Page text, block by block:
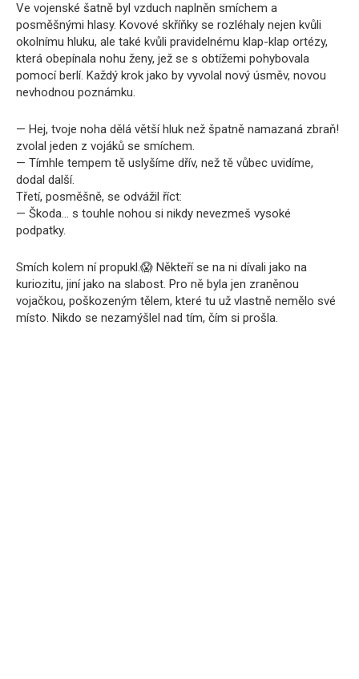
Ve vojenské šatně byl vzduch naplněn smíchem a
posměšnými hlasy. Kovové skříňky se rozléhaly nejen kvůli
okolnímu hluku, ale také kvůli pravidelnému klap-klap ortézy,
která obepínala nohu ženy, jež se s obtížemi pohybovala
pomocí berlí. Každý krok jako by vyvolal nový úsměv, novou
nevhodnou poznámku.
— Hej, tvoje noha dělá větší hluk než špatně namazaná zbraň!
zvolal jeden z vojáků se smíchem.
— Tímhle tempem tě uslyšíme dřív, než tě vůbec uvidíme,
dodal další.
Třetí, posměšně, se odvážil říct:
— Škoda… s touhle nohou si nikdy nevezmeš vysoké
podpatky.
Smích kolem ní propukl.😱 Někteří se na ni dívali jako na
kuriozitu, jiní jako na slabost. Pro ně byla jen zraněnou
vojačkou, poškozeným tělem, které tu už vlastně nemělo své
místo. Nikdo se nezamýšlel nad tím, čím si prošla.